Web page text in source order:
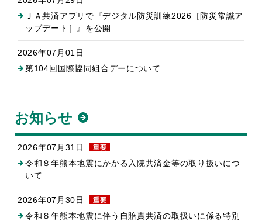
ＪＡ共済アプリで『デジタル防災訓練2026［防災常識ア
ップデート］』を公開
2026年07月01日
第104回国際協同組合デーについて
お知らせ
2026年07月31日 重要
令和８年熊本地震にかかる入院共済金等の取り扱いにつ
いて
2026年07月30日 重要
令和８年熊本地震に伴う自賠責共済の取扱いに係る特別